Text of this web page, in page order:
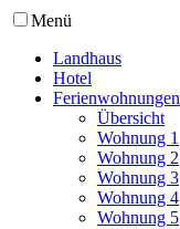
Menü
Landhaus
Hotel
Ferienwohnungen
Übersicht
Wohnung 1
Wohnung 2
Wohnung 3
Wohnung 4
Wohnung 5